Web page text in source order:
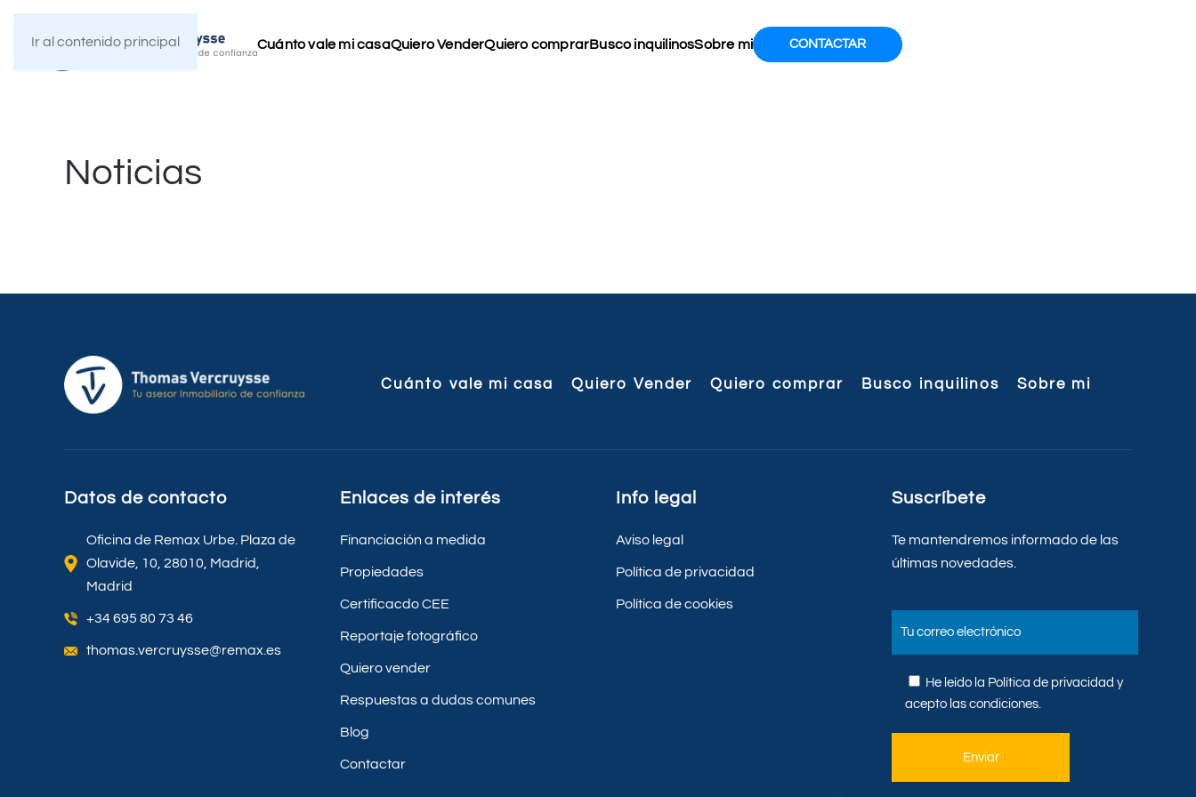
Ir al contenido principal Cuánto vale mi casaQuiero VenderQuiero comprarBusco inquilinosSobre mi CONTACTAR
Noticias
Cuánto vale mi casa Quiero Vender Quiero comprar Busco inquilinos Sobre mi
Datos de contacto
Oficina de Remax Urbe. Plaza de
Olavide, 10, 28010, Madrid,
Madrid
+34 695 80 73 46
thomas.vercruysse@remax.es
Enlaces de interés
Financiación a medida
Propiedades
Certificacdo CEE
Reportaje fotográfico
Quiero vender
Respuestas a dudas comunes
Blog
Contactar
Info legal
Aviso legal
Política de privacidad
Política de cookies
Suscríbete
Te mantendremos informado de las
últimas novedades.
He leído la Política de privacidad y
acepto las condiciones.